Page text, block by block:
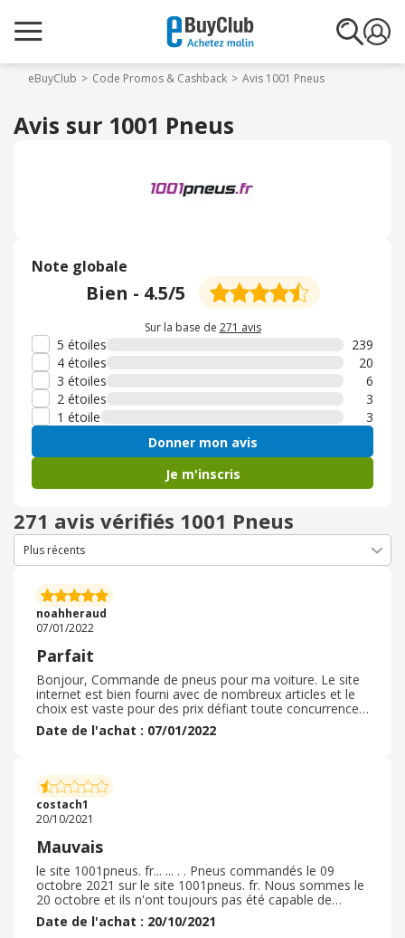
eBuyClub Code Promos & Cashback Avis 1001 Pneus
Avis sur 1001 Pneus
Note globale
Bien - 4.5/5
Sur la base de 271 avis
5 étoiles
239
4 étoiles
20
3 étoiles
6
2 étoiles
3
1 étoile
3
Donner mon avis
Je m'inscris
271 avis vérifiés 1001 Pneus
noahheraud
07/01/2022
Parfait
Bonjour, Commande de pneus pour ma voiture. Le site
internet est bien fourni avec de nombreux articles et le
choix est vaste pour des prix défiant toute concurrence.
Commande reçue trés rapidement et tous les articles
étaient conformes à la commande. Je suis
commande. On peut aussi sélectionner un monteur pas
trop loin de son domicile et comparaer les prix du forfait
montage équilibrage. Tout est parfait.
Date de l'achat : 07/01/2022
costach1
20/10/2021
Mauvais
le site 1001pneus. fr... ... . . Pneus commandés le 09
octobre 2021 sur le site 1001pneus. fr. Nous sommes le
20 octobre et ils n'ont toujours pas été capable de
procéder a l'expedition des pneus alors que j'ai envoyé 5
/ 6 mails et appelé 5 fois en 5 jours... . ils s'en foutent, ils
Date de l'achat : 20/10/2021